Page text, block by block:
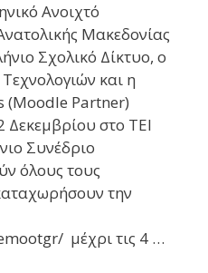
Ανοιχτό
Μακεδονίας
Σχολικό Δίκτυο, ο
και η
(Moodle Partner)
Δεκεμβρίου στο TEI
Συνέδριο
όλους τους
την
μέχρι τις 4 …